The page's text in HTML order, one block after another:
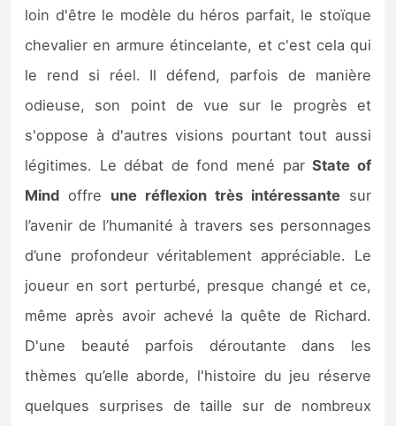
loin d'être le modèle du héros parfait, le stoïque
chevalier en armure étincelante, et c'est cela qui
le rend si réel. Il défend, parfois de manière
odieuse, son point de vue sur le progrès et
s'oppose à d'autres visions pourtant tout aussi
légitimes. Le débat de fond mené parState of
Mind offre une réflexion très intéressantesur
l’avenir de l’humanité à travers ses personnages
d’une profondeur véritablement appréciable. Le
joueur en sort perturbé, presque changé et ce,
même après avoir achevé la quête de Richard.
D'une beauté parfois déroutante dans les
thèmes qu’elle aborde, l'histoire du jeu réserve
quelques surprises de taille sur de nombreux